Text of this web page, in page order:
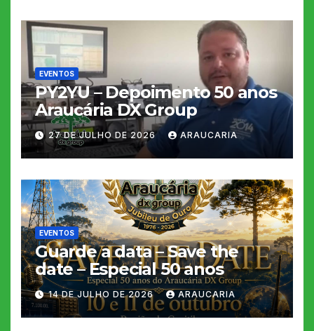
EVENTOS
PY2YU – Depoimento 50 anos
Araucária DX Group
27 DE JULHO DE 2026 ARAUCARIA
EVENTOS
Guarde a data – Save the
date – Especial 50 anos
14 DE JULHO DE 2026 ARAUCARIA